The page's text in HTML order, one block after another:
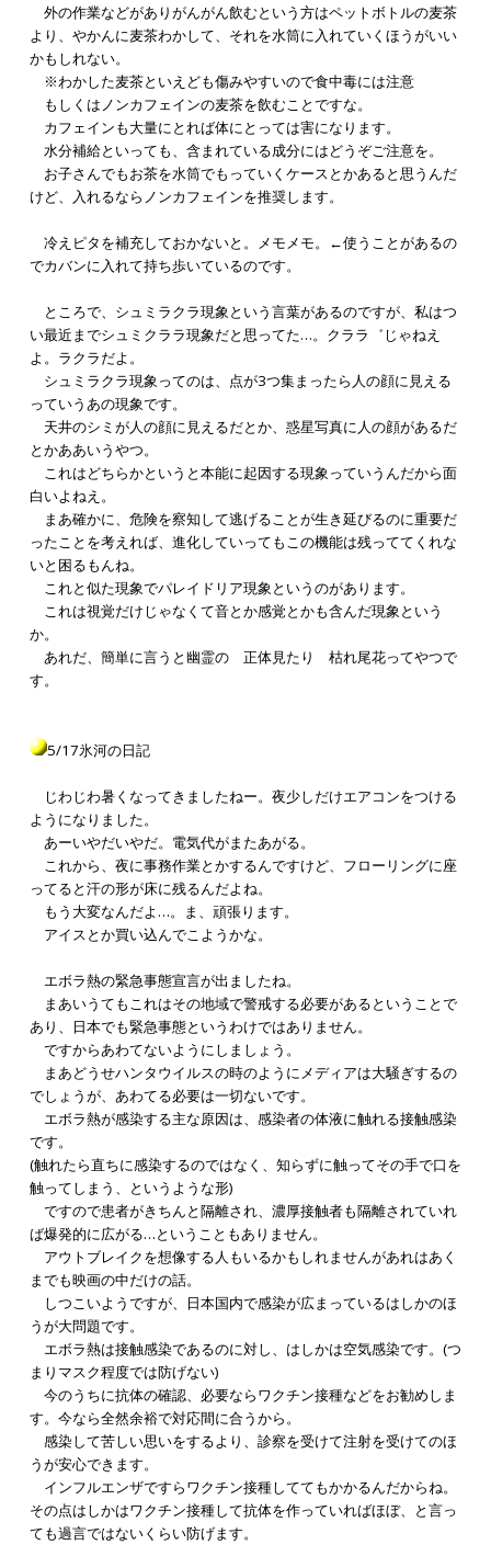
外の作業などがありがんがん飲むという方はペットボトルの麦茶
より、やかんに麦茶わかして、それを水筒に入れていくほうがいい
かもしれない。
※わかした麦茶といえども傷みやすいので食中毒には注意
もしくはノンカフェインの麦茶を飲むことですな。
カフェインも大量にとれば体にとっては害になります。
水分補給といっても、含まれている成分にはどうぞご注意を。
お子さんでもお茶を水筒でもっていくケースとかあると思うんだ
けど、入れるならノンカフェインを推奨します。
冷えピタを補充しておかないと。メモメモ。←使うことがあるの
でカバンに入れて持ち歩いているのです。
ところで、シュミラクラ現象という言葉があるのですが、私はつ
い最近までシュミクララ現象だと思ってた…。クララ゛じゃねえ
よ。ラクラだよ。
シュミラクラ現象ってのは、点が3つ集まったら人の顔に見える
っていうあの現象です。
天井のシミが人の顔に見えるだとか、惑星写真に人の顔があるだ
とかああいうやつ。
これはどちらかというと本能に起因する現象っていうんだから面
白いよねえ。
まあ確かに、危険を察知して逃げることが生き延びるのに重要だ
ったことを考えれば、進化していってもこの機能は残っててくれな
いと困るもんね。
これと似た現象でパレイドリア現象というのがあります。
これは視覚だけじゃなくて音とか感覚とかも含んだ現象という
か。
あれだ、簡単に言うと幽霊の 正体見たり 枯れ尾花ってやつで
す。
5/17氷河の日記
じわじわ暑くなってきましたねー。夜少しだけエアコンをつける
ようになりました。
あーいやだいやだ。電気代がまたあがる。
これから、夜に事務作業とかするんですけど、フローリングに座
ってると汗の形が床に残るんだよね。
もう大変なんだよ…。ま、頑張ります。
アイスとか買い込んでこようかな。
エボラ熱の緊急事態宣言が出ましたね。
まあいうてもこれはその地域で警戒する必要があるということで
あり、日本でも緊急事態というわけではありません。
ですからあわてないようにしましょう。
まあどうせハンタウイルスの時のようにメディアは大騒ぎするの
でしょうが、あわてる必要は一切ないです。
エボラ熱が感染する主な原因は、感染者の体液に触れる接触感染
です。
(触れたら直ちに感染するのではなく、知らずに触ってその手で口を
触ってしまう、というような形)
ですので患者がきちんと隔離され、濃厚接触者も隔離されていれ
ば爆発的に広がる…ということもありません。
アウトブレイクを想像する人もいるかもしれませんがあれはあく
までも映画の中だけの話。
しつこいようですが、日本国内で感染が広まっているはしかのほ
うが大問題です。
エボラ熱は接触感染であるのに対し、はしかは空気感染です。(つ
まりマスク程度では防げない)
今のうちに抗体の確認、必要ならワクチン接種などをお勧めしま
す。今なら全然余裕で対応間に合うから。
感染して苦しい思いをするより、診察を受けて注射を受けてのほ
うが安心できます。
インフルエンザですらワクチン接種しててもかかるんだからね。
その点はしかはワクチン接種して抗体を作っていればほぼ、と言っ
ても過言ではないくらい防げます。